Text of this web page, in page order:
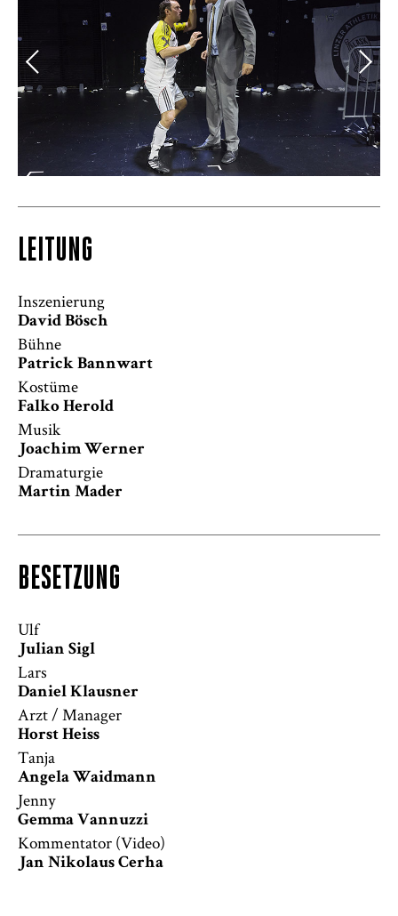
LEITUNG
Inszenierung
David Bösch
Bühne
Patrick Bannwart
Kostüme
Falko Herold
Musik
Joachim Werner
Dramaturgie
Martin Mader
BESETZUNG
Ulf
Julian Sigl
Lars
Daniel Klausner
Arzt / Manager
Horst Heiss
Tanja
Angela Waidmann
Jenny
Gemma Vannuzzi
Kommentator (Video)
Jan Nikolaus Cerha